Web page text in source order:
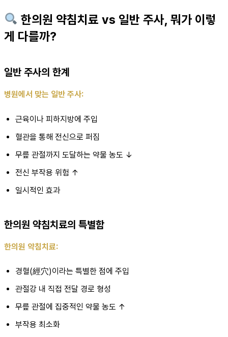
한의원 약침치료 vs 일반 주사, 뭐가 이렇
게 다를까?
일반 주사의 한계
병원에서 맞는 일반 주사:
근육이나 피하지방에 주입
혈관을 통해 전신으로 퍼짐
무릎 관절까지 도달하는 약물 농도 ↓
전신 부작용 위험 ↑
일시적인 효과
한의원 약침치료의 특별함
한의원 약침치료:
경혈(經穴)이라는 특별한 점에 주입
관절강 내 직접 전달 경로 형성
무릎 관절에 집중적인 약물 농도 ↑
부작용 최소화